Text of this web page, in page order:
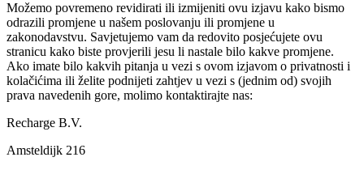
Možemo povremeno revidirati ili izmijeniti ovu izjavu kako bismo
odrazili promjene u našem poslovanju ili promjene u
zakonodavstvu. Savjetujemo vam da redovito posjećujete ovu
stranicu kako biste provjerili jesu li nastale bilo kakve promjene.
Ako imate bilo kakvih pitanja u vezi s ovom izjavom o privatnosti i
kolačićima ili želite podnijeti zahtjev u vezi s (jednim od) svojih
prava navedenih gore, molimo kontaktirajte nas:
Recharge B.V.
Amsteldijk 216